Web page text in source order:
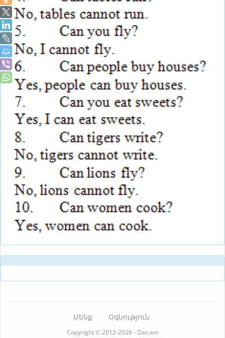
Մենք Օգնություն
Copyright © 2012-2026 - Das.am